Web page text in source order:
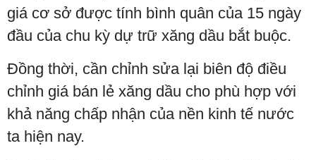
giá cơ sở được tính bình quân của 15 ngày
đầu của chu kỳ dự trữ xăng dầu bắt buộc.
Đồng thời, cần chỉnh sửa lại biên độ điều
chỉnh giá bán lẻ xăng dầu cho phù hợp với
khả năng chấp nhận của nền kinh tế nước
ta hiện nay.